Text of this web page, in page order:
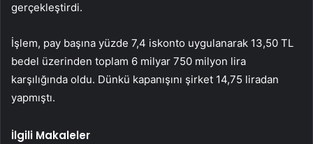
gerçekleştirdi.
İşlem, pay başına yüzde 7,4 iskonto uygulanarak 13,50 TL
bedel üzerinden toplam 6 milyar 750 milyon lira
karşılığında oldu. Dünkü kapanışını şirket 14,75 liradan
yapmıştı.
İlgili Makaleler